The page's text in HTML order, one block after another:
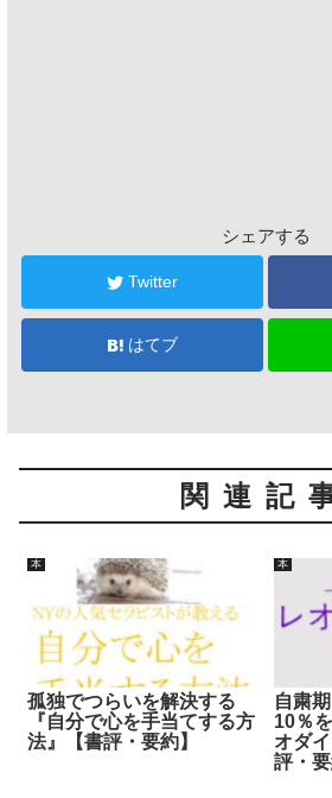
シェアする
Twitter
はてブ
関連記
本
孤独でつらいを解決する
『自分で心を手当てする方
法』【書評・要約】
本
自粛
10％
オダ
評・要